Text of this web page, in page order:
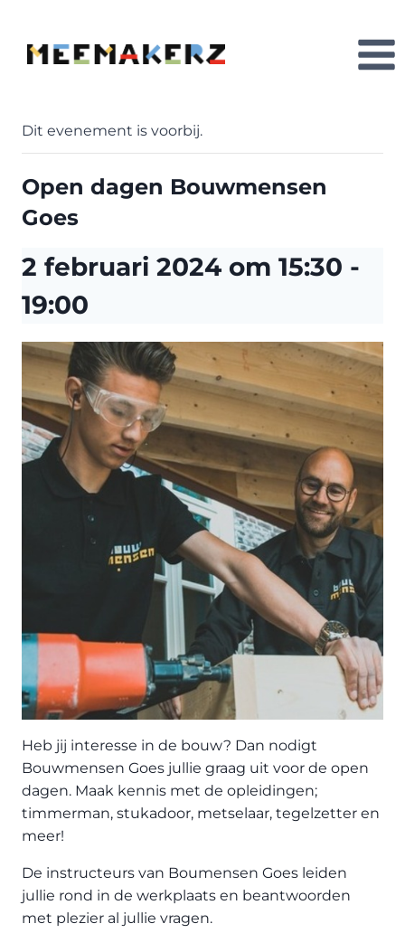
inhoud
Dit evenement is voorbij.
Open dagen Bouwmensen
Goes
2 februari 2024 om 15:30 -
19:00
Heb jij interesse in de bouw? Dan nodigt
Bouwmensen Goes jullie graag uit voor de open
dagen. Maak kennis met de opleidingen;
timmerman, stukadoor, metselaar, tegelzetter en
meer!
De instructeurs van Boumensen Goes leiden
jullie rond in de werkplaats en beantwoorden
met plezier al jullie vragen.